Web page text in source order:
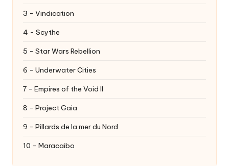
3 - Vindication
4 - Scythe
5 - Star Wars Rebellion
6 - Underwater Cities
7 - Empires of the Void II
8 - Project Gaia
9 - Pillards de la mer du Nord
10 - Maracaibo